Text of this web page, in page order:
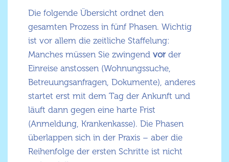
Die folgende Übersicht ordnet den
gesamten Prozess in fünf Phasen. Wichtig
ist vor allem die zeitliche Staffelung:
Manches müssen Sie zwingend vorder
Einreise anstossen (Wohnungssuche,
Betreuungsanfragen, Dokumente), anderes
startet erst mit dem Tag der Ankunft und
läuft dann gegen eine harte Frist
(Anmeldung, Krankenkasse). Die Phasen
überlappen sich in der Praxis – aber die
Reihenfolge der ersten Schritte ist nicht